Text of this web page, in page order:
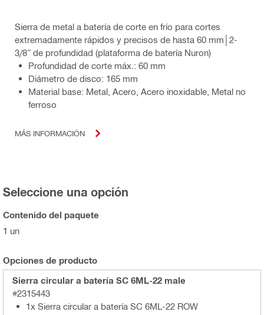
Sierra de metal a batería de corte en frío para cortes
extremadamente rápidos y precisos de hasta 60 mm│2-
3/8” de profundidad (plataforma de batería Nuron)
Profundidad de corte máx.: 60 mm
Diámetro de disco: 165 mm
Material base: Metal, Acero, Acero inoxidable, Metal no
ferroso
MÁS INFORMACIÓN
Seleccione una opción
Contenido del paquete
1 un
Opciones de producto
Sierra circular a batería SC 6ML-22 male
#2315443
1x Sierra circular a batería SC 6ML-22 ROW